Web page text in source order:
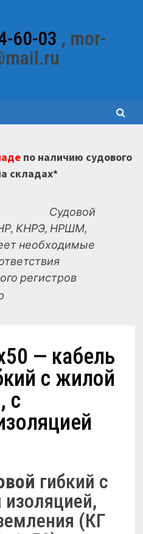
60-03 , mor-
по наличию судового
складах*
Судовой
КНРЭ, НРШМ,
необходимые
регистров
— кабель
с жилой
с
гибкий с
изоляцией,
(КГ